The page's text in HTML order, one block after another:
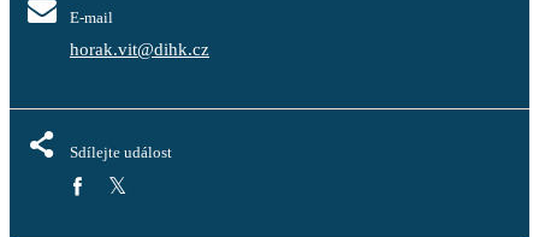
E-mail
horak.vit@dihk.cz
Sdílejte událost